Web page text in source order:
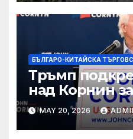
БЪЛГАРО-КИТАЙСКА
Тръмп
над Корнин
Тексас в
подкрепа
MAY 20, 2026